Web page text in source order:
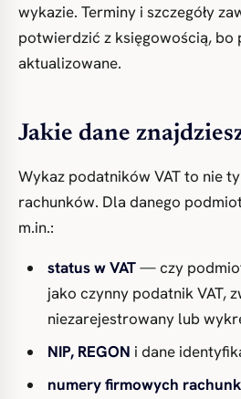
wykazie. Terminy i szczegóły
potwierdzić z księgowością, bo
aktualizowane.
Jakie dane
Wykaz podatników VAT to nie
rachunków. Dla danego
m.in.:
status w VAT— czy
jako czynny podatnik VAT,
niezarejestrowany lub
NIP, REGON i dane
numery firmowych